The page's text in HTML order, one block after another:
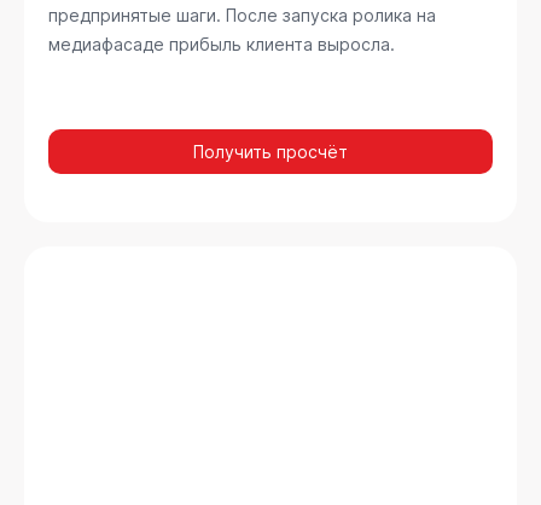
предпринятые шаги. После запуска ролика на
медиафасаде прибыль клиента выросла.
Получить просчёт